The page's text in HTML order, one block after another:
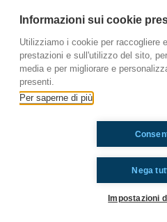
#cg Cinquanta
Ti è piaciuto? Condividilo!
Informazioni sui cookie
Utilizziamo i cookie per raccogliere
prestazioni e sull'utilizzo del sito,
media e per migliorare e
presenti.
Per saperne di più
Nega
Impostazioni